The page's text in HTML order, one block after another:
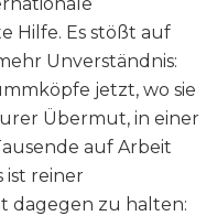
Hilfe. Es stößt auf
Unverständnis:
jetzt, wo sie
Übermut, in einer
auf Arbeit
ist reiner
dagegen zu halten: